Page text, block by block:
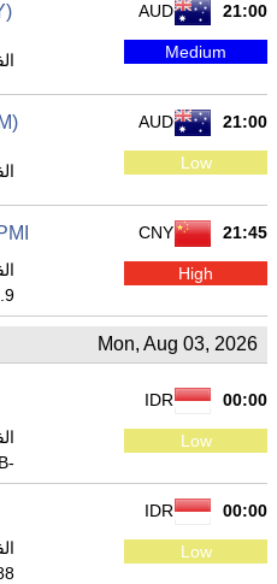
21:00
AUD
Medium
21:00
AUD
Low
21:45
CNY
High
Mon, Aug 03, 2026
00:00
IDR
Low
-0.45B
00:00
IDR
Low